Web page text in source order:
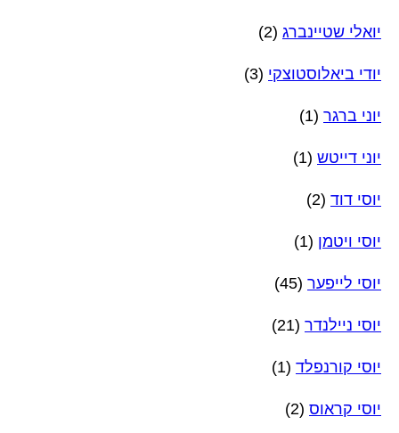
יואלי שטיינברג (2)
יודי ביאלוסטוצקי (3)
יוני ברגר (1)
יוני דייטש (1)
יוסי דוד (2)
יוסי ויטמן (1)
יוסי לייפער (45)
יוסי ניילנדר (21)
יוסי קורנפלד (1)
יוסי קראוס (2)